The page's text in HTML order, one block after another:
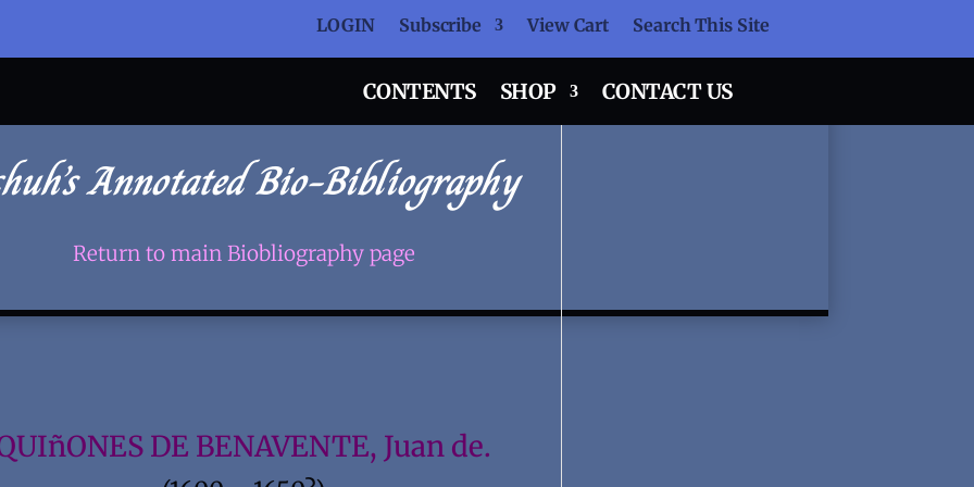
LOGIN Subscribe View Cart Search This Site
CONTENTS SHOP CONTACT US
Annotated Bio-Bibliography
Return to main Biobliography page
DE BENAVENTE, Juan de.